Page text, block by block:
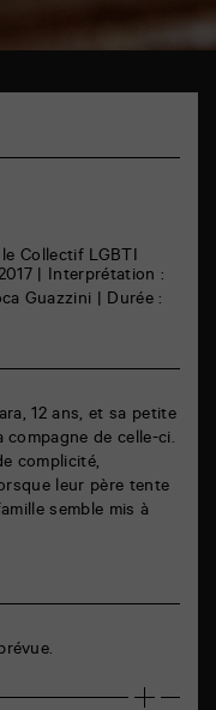
Collectif LGBTI
| Interprétation :
Guazzini | Durée :
12 ans, et sa petite
de celle-ci.
complicité,
leur père tente
semble mis à